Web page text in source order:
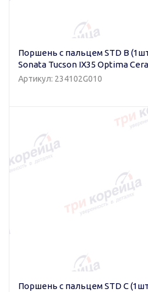
Поршень с пальцем STD B
Sonata Tucson IX35 Optima
Артикул: 234102G010
Поршень с пальцем STD C